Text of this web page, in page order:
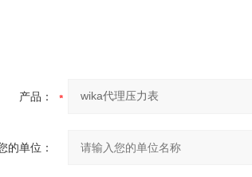
产品：
的单位：